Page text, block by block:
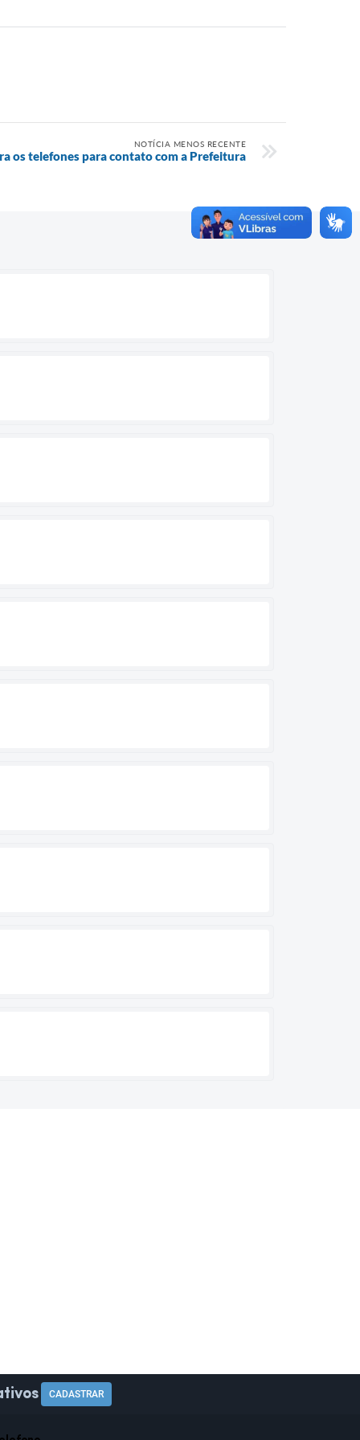
NOTÍCIA MENOS RECENTE
os telefones para contato com a Prefeitura
CADASTRAR